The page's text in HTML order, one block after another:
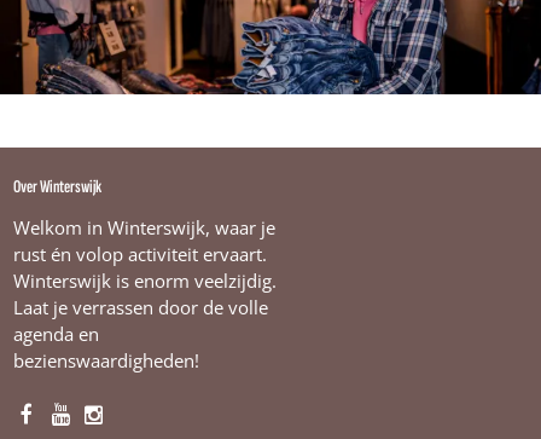
Over Winterswijk
Welkom in Winterswijk, waar je
rust én volop activiteit ervaart.
Winterswijk is enorm veelzijdig.
Laat je verrassen door de volle
agenda en
bezienswaardigheden!
F
Y
I